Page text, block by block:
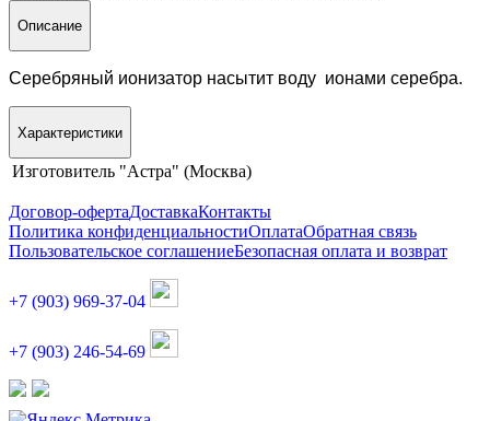
Описание
Серебряный ионизатор насытит воду ионами серебра.
Характеристики
Изготовитель "Астра" (Москва)
Договор-офертаДоставкаКонтакты
Политика конфиденциальностиОплатаОбратная связь
Пользовательское соглашениеБезопасная оплата и возврат
+7 (903) 969-37-04
+7 (903) 246-54-69